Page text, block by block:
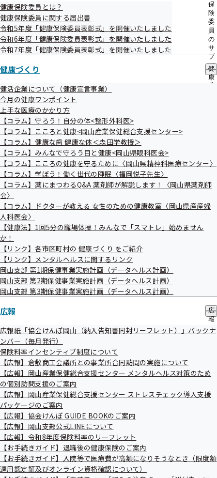
保
険
委
員
の
サ
ブ
メ
ニ
ュ
健康保険委員とは？
健康保険委員に関する届出書
令和5年度「健康保険委員表彰式」を開催いたしました
令和6年度「健康保険委員表彰式」を開催いたしました
令和7年度「健康保険委員表彰式」を開催いたしました
健康づくり
健
康
ー
健活企業について（健康宣言事業）
今月の健康ワンポイント
上手な医療のかかり方
【コラム】守ろう！自分の体<整形外科医>
【コラム】こころと健康<岡山産業保健総合支援センター>
【コラム】健康な歯 健康な体＜森田学教授＞
【コラム】みんなで守ろう目と健康<岡山県眼科医会>
【コラム】こころの健康を守るために〈岡山県精神科医療センター〉
【コラム】学ぼう！働く世代の睡眠〈福岡悦子先生〉
【コラム】薬にまつわるQ&A 薬剤師が解説します！〈岡山県薬剤師
会〉
【コラム】ドクターが教える 女性のための健康教室〈岡山県産産婦
人科医会〉
【健康法】1回5分の職場体操！みんなで「スマトレ」始めません
か！
【リンク】各市区町村の 健康づくり をご紹介
【リンク】メンタルヘルスに関するリンク
岡山支部 第1期保健事業実施計画（データヘルス計画）
岡山支部 第2期保健事業実施計画（データヘルス計画）
岡山支部 第3期保健事業実施計画（データヘルス計画）
広報
広
報
の
サ
ュ
広報紙「協会けんぽ岡山（納入告知書同封リーフレット）」バックナ
ンバー（毎月発行）
保険料率インセンティブ制度について
【広報】倉敷商工会議所との事業所合同訪問の実施について
【広報】岡山産業保健総合支援センター メンタルヘルス対策のため
の個別訪問支援のご案内
【広報】岡山産業保健総合支援センター ストレスチェック導入支援
パッケージのご案内
【広報】協会けんぽ GUIDE BOOKのご案内
【広報】岡山支部公式LINEについて
【広報】令和8年度保険料率のリーフレット
【お手続きガイド】退職後の健康保険のご案内
【お手続きガイド】入院等で医療費が高額になりそうなとき（限度額
適用認定証及びオンライン資格確認について）
【令和7年10月】カラダにプラス。“くだも
の”のススメ
【令和7年8月】夏こそ！塩分の摂り過ぎにご
【令和7年6月】梅雨到来！片頭痛を和らげる
セルフケア
【令和7年4月】炭水化物は“食べ方”が大事！
【令和7年3月】春到来、体をほぐして代謝
UP！
【令和7年2月】食事で乗り切る！冬の体調管
理
【令和7年1月】知っておきたい花粉症対策！
【令和6年12月】お酒は百薬の長ではなかっ
た？！
【令和6年11月】「ホントの血圧」を知ろ
う！